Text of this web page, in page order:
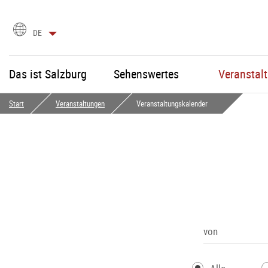
Sprachauswahl
DE
Das ist Salzburg Sehenswertes
Start Veranstaltungen Veranstaltungskalender
von